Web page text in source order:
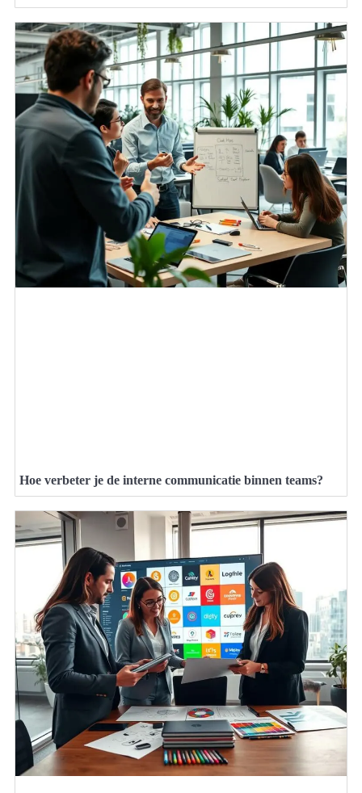
Hoe verbeter je de interne communicatie binnen teams?